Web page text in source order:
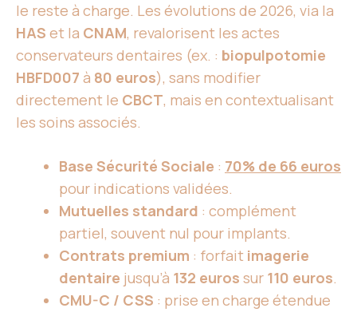
le reste à charge. Les évolutions de 2026, via la
HAS et la CNAM, revalorisent les actes
conservateurs dentaires (ex. : biopulpotomie
HBFD007 à 80 euros), sans modifier
directement le CBCT, mais en contextualisant
les soins associés.
Base Sécurité Sociale : 70% de 66 euros
pour indications validées.
Mutuelles standard : complément
partiel, souvent nul pour implants.
Contrats premium : forfait imagerie
dentaire jusqu’à 132 euros sur 110 euros.
CMU-C / CSS : prise en charge étendue